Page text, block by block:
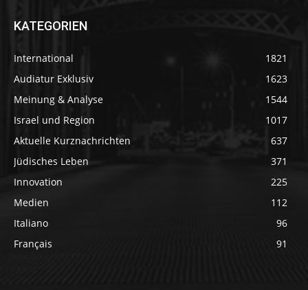
KATEGORIEN
International
1821
Audiatur Exklusiv
1623
Meinung & Analyse
1544
Israel und Region
1017
Aktuelle Kurznachrichten
637
Jüdisches Leben
371
Innovation
225
Medien
112
Italiano
96
Français
91